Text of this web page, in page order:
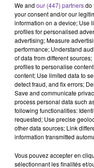
LIBAN
12 septembre 2022 - 21
LE JOURNAL DU
LB
We and our (447) partnersdo
your consent and/or our
information on a device; Use
profiles for personalised
advertising; Measure
performance; Understand
of data from different
profiles to personalise
content; Use limited data to
detect fraud, and fix errors;
Save and communicate
process personal data such
following functionalities:
requested; Use precise
other data sources; Link
information transmitted
Vous pouvez accepter en
sélectionnant les finalités et/